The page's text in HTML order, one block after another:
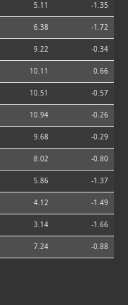
5.11 -1.35
6.38 -1.72
9.22 -0.34
10.11 0.66
10.51 -0.57
10.94 -0.26
9.68 -0.29
8.02 -0.80
5.86 -1.37
4.12 -1.49
3.14 -1.66
7.24 -0.88